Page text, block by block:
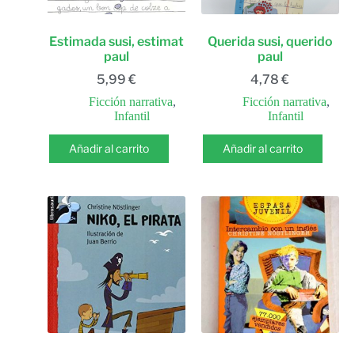
Estimada susi, estimat
paul
5,99 €
Ficción narrativa,
Infantil
Añadir al carrito
Querida susi, querido
paul
4,78€
Ficción narrativa,
Infantil
Añadir al carrito